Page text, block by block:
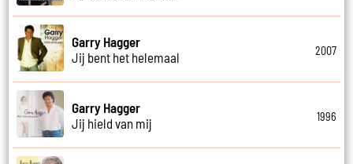
Garry Hagger
Jij bent het helemaal
2007
Garry Hagger
Jij hield van mij
1996